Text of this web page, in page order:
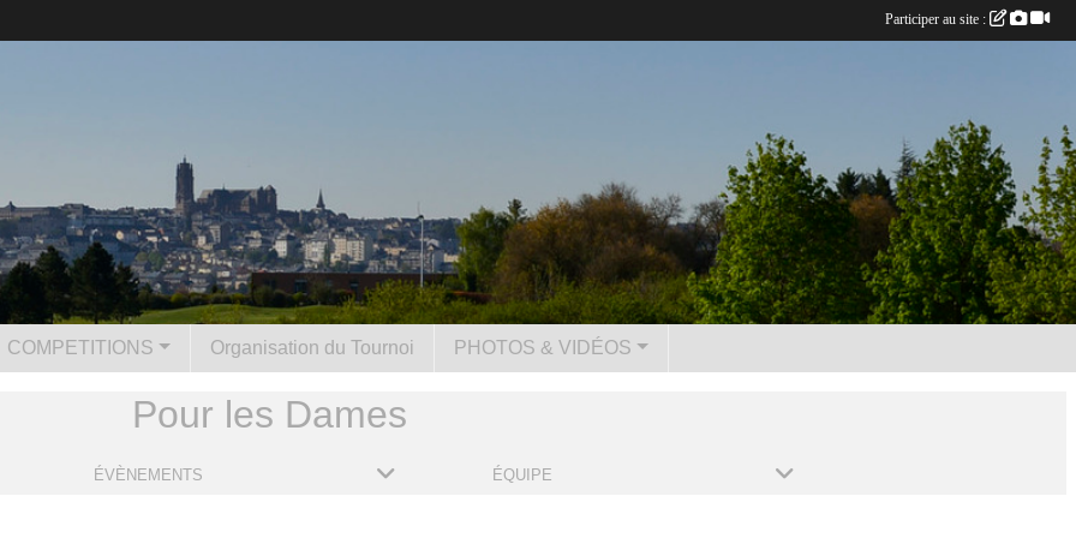
COMPETITIONS Organisation du Tournoi PHOTOS & VIDÉOS
Pour les Dames
ÉVÈNEMENTS ÉQUIPE
Participer au site :